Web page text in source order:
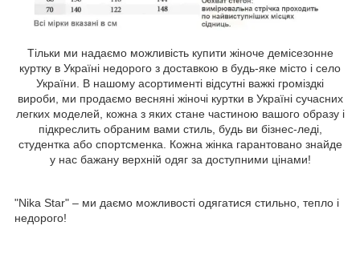
Тільки ми надаємо можливість купити жіноче демісезонне
куртку в Україні недорого з доставкою в будь-яке місто і село
України. В нашому асортименті відсутні важкі громіздкі
вироби, ми продаємо весняні жіночі куртки в Україні сучасних
легких моделей, кожна з яких стане частиною вашого образу і
підкреслить обраним вами стиль, будь ви бізнес-леді,
студентка або спортсменка. Кожна жінка гарантовано знайде
у нас бажану верхній одяг за доступними цінами!
"Nika Star" – ми даємо можливості одягатися стильно, тепло і
недорого!